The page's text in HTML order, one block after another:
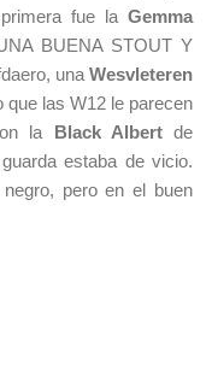
fue la Gemma
BUENA STOUT Y
una Wesvleteren
que las W12 le parecen
la Black Albertde
estaba de vicio.
pero en el buen